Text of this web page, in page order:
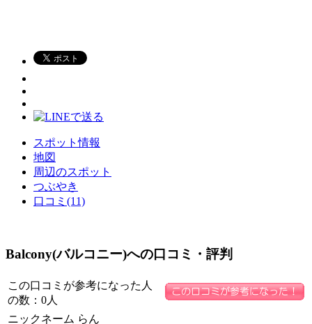
スポット情報
地図
周辺のスポット
つぶやき
口コミ(11)
Balcony(バルコニー)への口コミ・評判
この口コミが参考になった人
の数：0人
ニックネーム らん